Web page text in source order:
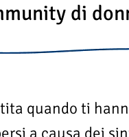
di
quando ti